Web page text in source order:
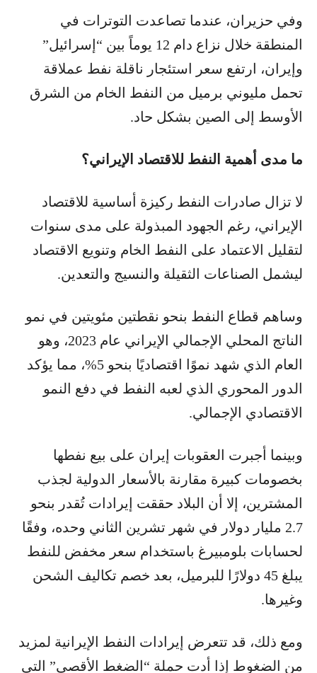
وفي حزيران، عندما تصاعدت التوترات في
المنطقة خلال نزاع دام 12 يوماً بين “إسرائيل”
وإيران، ارتفع سعر استئجار ناقلة نفط عملاقة
تحمل مليوني برميل من النفط الخام من الشرق
الأوسط إلى الصين بشكل حاد.
ما مدى أهمية النفط للاقتصاد الإيراني؟
لا تزال صادرات النفط ركيزة أساسية للاقتصاد
الإيراني، رغم الجهود المبذولة على مدى سنوات
لتقليل الاعتماد على النفط الخام وتنويع الاقتصاد
ليشمل الصناعات الثقيلة والنسيج والتعدين.
وساهم قطاع النفط بنحو نقطتين مئويتين في نمو
الناتج المحلي الإجمالي الإيراني عام 2023، وهو
العام الذي شهد نموًا اقتصاديًا بنحو 5%، مما يؤكد
الدور المحوري الذي لعبه النفط في دفع النمو
الاقتصادي الإجمالي.
وبينما أجبرت العقوبات إيران على بيع نفطها
بخصومات كبيرة مقارنة بالأسعار الدولية لجذب
المشترين، إلا أن البلاد حققت إيرادات تُقدر بنحو
2.7 مليار دولار في شهر تشرين الثاني وحده، وفقًا
لحسابات بلومبيرغ باستخدام سعر مخفض للنفط
يبلغ 45 دولارًا للبرميل، بعد خصم تكاليف الشحن
وغيرها.
ومع ذلك، قد تتعرض إيرادات النفط الإيرانية لمزيد
من الضغوط إذا أدت حملة “الضغط الأقصى” التي